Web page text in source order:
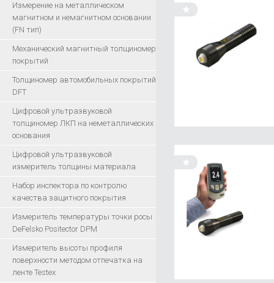
Измерение на металлическом
магнитном и немагнитном основании
(FN тип)
Механический магнитный толщиномер
покрытий
Толщиномер автомобильных покрытий
DFT
Цифровой ультразвуковой
толщиномер ЛКП на неметаллических
основания
Цифровой ультразвуковой
измеритель толщины материала
Набор инспектора по контролю
качества защитного покрытия
Измеритель температуры точки росы
DeFelsko Positector DPM
Измеритель высоты профиля
поверхности методом отпечатка на
ленте Testex